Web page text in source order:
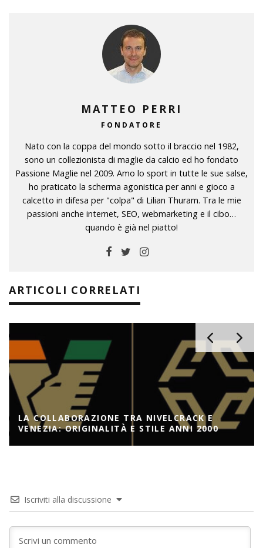
MATTEO PERRI
FONDATORE
Nato con la coppa del mondo sotto il braccio nel 1982,
sono un collezionista di maglie da calcio ed ho fondato
Passione Maglie nel 2009. Amo lo sport in tutte le sue salse,
ho praticato la scherma agonistica per anni e gioco a
calcetto in difesa per "colpa" di Lilian Thuram. Tra le mie
passioni anche internet, SEO, webmarketing e il cibo…
quando è già nel piatto!
ARTICOLI CORRELATI
LA COLLABORAZIONE TRA NIVELCRACK E
VENEZIA: ORIGINALITÀ E STILE ANNI 2000
Iscriviti alla discussione